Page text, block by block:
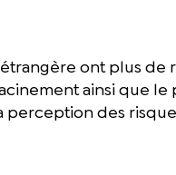
ont plus de
ainsi que
des